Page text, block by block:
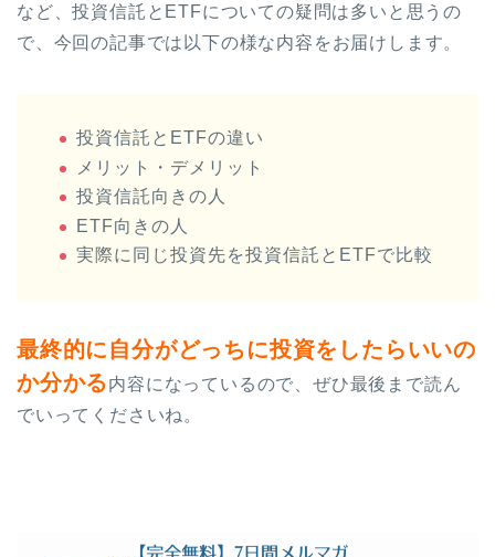
など、投資信託とETFについての疑問は多いと思うの
で、今回の記事では以下の様な内容をお届けします。
投資信託とETFの違い
メリット・デメリット
投資信託向きの人
ETF向きの人
実際に同じ投資先を投資信託とETFで比較
最終的に自分がどっちに投資をしたらいいの
か分かる内容になっているので、ぜひ最後まで読ん
でいってくださいね。